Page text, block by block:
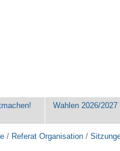
Wahlen 2026/2027
/ Referat Organisation /